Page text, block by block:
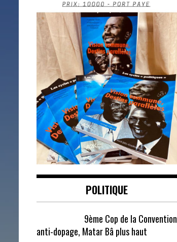
POLITIQUE
9ème Cop de la Convention
anti-dopage, Matar Bâ plus haut